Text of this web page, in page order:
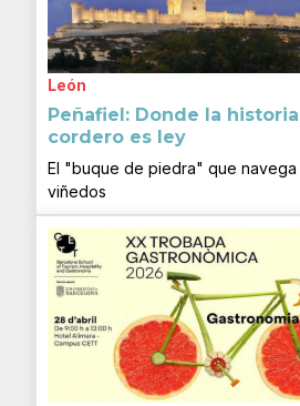
León
Peñafiel: Donde la
cordero es ley
El "buque de piedra" que navega
viñedos